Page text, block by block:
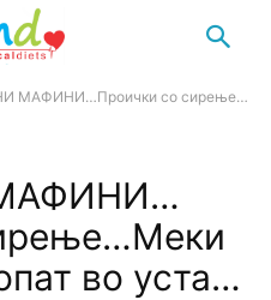
МАФИНИ…Проички со сирење…
во уста…